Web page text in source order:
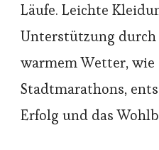
Läufe. Leichte
Unterstützung
warmem Wetter, wie
Stadtmarathons,
Erfolg und das